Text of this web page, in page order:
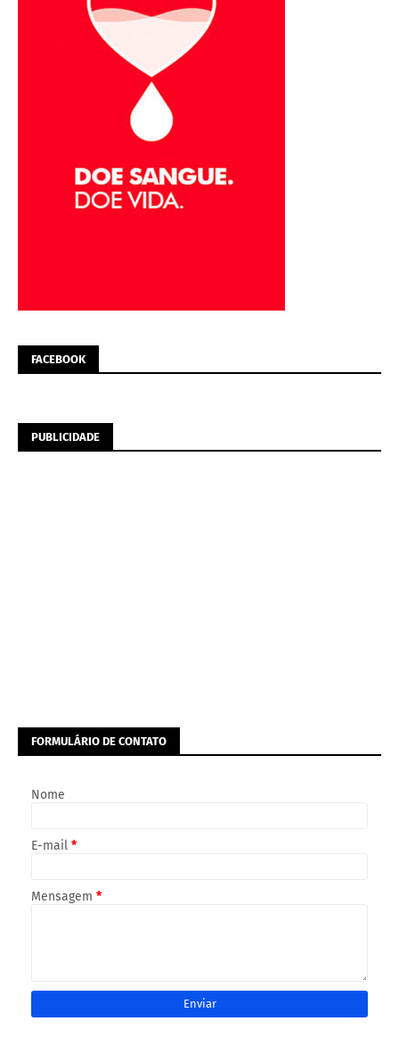
FACEBOOK
PUBLICIDADE
FORMULÁRIO DE CONTATO
Nome
E-mail *
Mensagem *